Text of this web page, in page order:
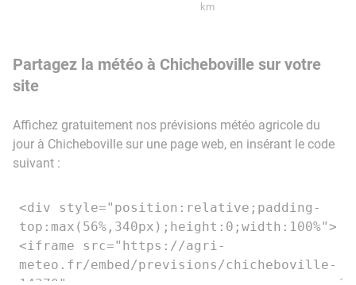
km
Partagez la météo à Chicheboville sur votre
site
Affichez gratuitement nos prévisions météo agricole du
jour à Chicheboville sur une page web, en insérant le code
suivant :